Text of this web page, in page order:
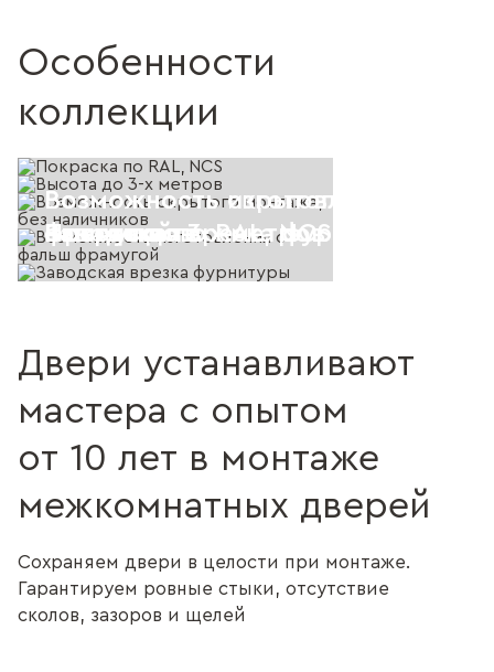
Особенности
коллекции
Покраска по RAL, NCS
Высота до 3-х метров
Возможность скрытого монтажа,
наличников
Возможность изготовления с
фрамугой
Заводская врезка фурнитуры
Двери устанавливают
мастера с опытом
от 10 лет в монтаже
межкомнатных дверей
Сохраняем двери в целости при монтаже.
Гарантируем ровные стыки, отсутствие
сколов, зазоров и щелей